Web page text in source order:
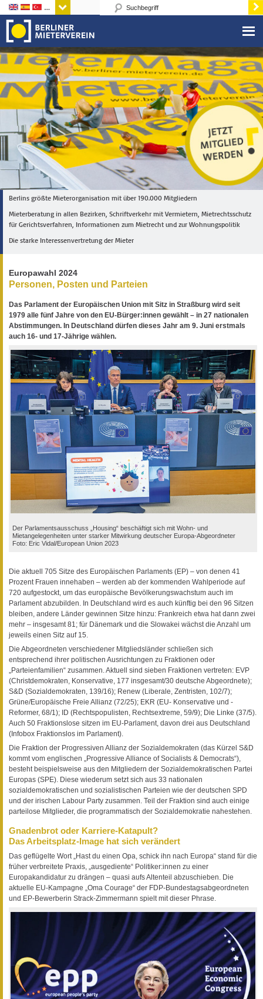
Sprachen
Berlins größte Mieterorganisation mit über 190.000 Mitgliedern
Mieterberatung in allen Bezirken, Schriftverkehr mit Vermietern, Mietrechtsschutz
für Gerichtsverfahren, Informationen zum Mietrecht und zur Wohnungspolitik
Die starke Interessenvertretung der Mieter
Europawahl 2024
Personen, Posten und Parteien
Das Parlament der Europäischen Union mit Sitz in Straßburg wird seit
1979 alle fünf Jahre von den EU-Bürger:innen gewählt – in 27 nationalen
Abstimmungen. In Deutschland dürfen dieses Jahr am 9. Juni erstmals
auch 16- und 17-Jährige wählen.
Der Parlamentsausschuss „Housing“ beschäftigt sich mit Wohn- und
Mietangelegenheiten unter starker Mitwirkung deutscher Europa-Abgeordneter
Foto: Eric Vidal/European Union 2023
Die aktuell 705 Sitze des Europäischen Parlaments (EP) – von denen 41
Prozent Frauen innehaben – werden ab der kommenden Wahlperiode auf
720 aufgestockt, um das europäische Bevölkerungswachstum auch im
Parlament abzubilden. In Deutschland wird es auch künftig bei den 96 Sitzen
bleiben, andere Länder gewinnen Sitze hinzu: Frankreich etwa hat dann zwei
mehr – insgesamt 81; für Dänemark und die Slowakei wächst die Anzahl um
jeweils einen Sitz auf 15.
Die Abgeordneten verschiedener Mitgliedsländer schließen sich
entsprechend ihrer politischen Ausrichtungen zu Fraktionen oder
„Parteienfamilien“ zusammen. Aktuell sind sieben Fraktionen vertreten: EVP
(Christdemokraten, Konservative, 177 insgesamt/30 deutsche Abgeordnete);
S&D (Sozialdemokraten, 139/16); Renew (Liberale, Zentristen, 102/7);
Grüne/Europäische Freie Allianz (72/25); EKR (EU- Konservative und -
Reformer, 68/1); ID (Rechtspopulisten, Rechtsextreme, 59/9); Die Linke (37/5).
Auch 50 Fraktionslose sitzen im EU-Parlament, davon drei aus Deutschland
(Infobox Fraktionslos im Parlament).
Die Fraktion der Progressiven Allianz der Sozialdemokraten (das Kürzel S&D
kommt vom englischen „Progressive Alliance of Socialists & Democrats“),
besteht beispielsweise aus den Mitgliedern der Sozialdemokratischen Partei
Europas (SPE). Diese wiederum setzt sich aus 33 nationalen
sozialdemokratischen und sozialistischen Parteien wie der deutschen SPD
und der irischen Labour Party zusammen. Teil der Fraktion sind auch einige
parteilose Mitglieder, die programmatisch der Sozialdemokratie nahestehen.
Gnadenbrot oder Karriere-Katapult?
Das Arbeitsplatz-Image hat sich verändert
Das geflügelte Wort „Hast du einen Opa, schick ihn nach Europa“ stand für die
früher verbreitete Praxis, „ausgediente“ Politiker:innen zu einer
Europakandidatur zu drängen – quasi aufs Altenteil abzuschieben. Die
aktuelle EU-Kampagne „Oma Courage“ der FDP-Bundestagsabgeordneten
und EP-Bewerberin Strack-Zimmermann spielt mit dieser Phrase.